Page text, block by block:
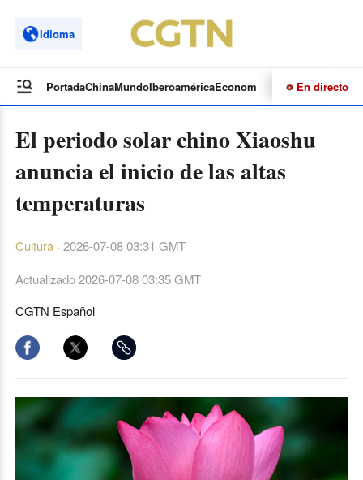
Idioma
PortadaChinaMundoIberoaméricaEconomía CulturaDeportes
En directo
El periodo solar chino Xiaoshu
anuncia el inicio de las altas
temperaturas
Cultura· 2026-07-08 03:31 GMT
Actualizado2026-07-08 03:35 GMT
CGTN Español